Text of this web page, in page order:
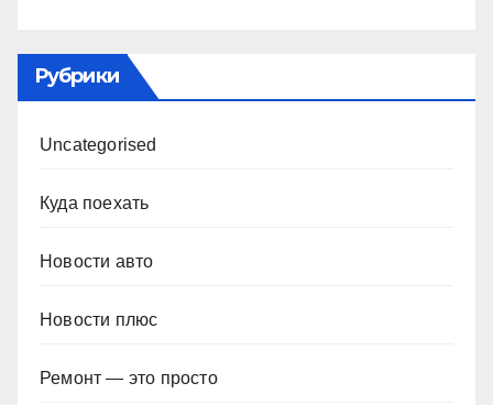
Рубрики
Uncategorised
Куда поехать
Новости авто
Новости плюс
Ремонт — это просто